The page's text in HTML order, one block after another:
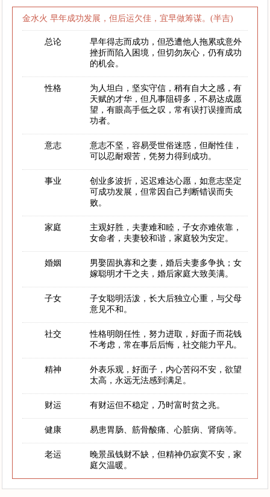
金水火 早年成功发展，但后运欠佳，宜早做筹谋。(半吉)
总论
早年得志而成功，但恐遭他人拖累或意外
挫折而陷入困境，但切勿灰心，仍有成功
的机会。
性格
为人坦白，坚实守信，稍有自大之感，有
天赋的才华，但凡事阻碍多，不易达成愿
望，有眼高手低之叹，常有误打误撞而成
功者。
意志
意志不坚，容易受世俗迷惑，但耐性佳，
可以忍耐艰苦，凭努力得到成功。
事业
创业多波折，迟迟难达心愿，如意志坚定
可成功发展，但常因自己判断错误而失
败。
家庭
主观好胜，夫妻难和睦，子女亦难依靠，
女命者，夫妻较和谐，家庭较为安定。
婚姻
男娶固执寡和之妻，婚后夫妻多争执；女
嫁聪明才干之夫，婚后家庭大致美满。
子女
子女聪明活泼，长大后独立心重，与父母
意见不和。
社交
性格明朗任性，努力进取，好面子而花钱
不考虑，常在事后后悔，社交能力平凡。
精神
外表乐观，好面子，内心苦闷不安，欲望
太高，永远无法感到满足。
财运 有财运但不稳定，乃时富时贫之兆。
健康 易患胃肠、筋骨酸痛、心脏病、肾病等。
老运
晚景虽钱财不缺，但精神仍寂寞不安，家
庭欠温暖。